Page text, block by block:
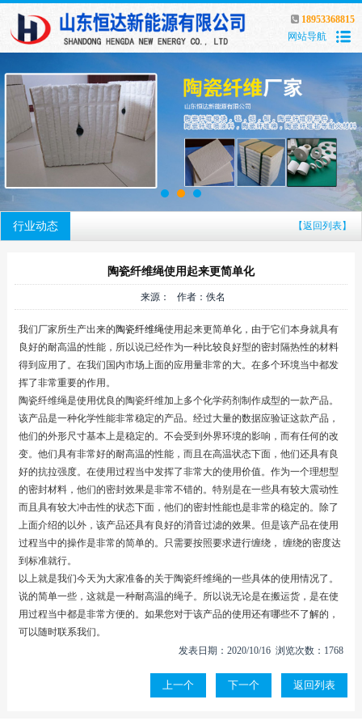
18953368815
网站导航
行业动态 【返回列表】
陶瓷纤维绳使用起来更简单化
来源： 作者：佚名
我们厂家所生产出来的陶瓷纤维绳使用起来更简单化，由于它们本身就具有
良好的耐高温的性能，所以说已经作为一种比较良好型的密封隔热性的材料
得到应用了。在我们国内市场上面的应用量非常的大。在多个环境当中都发
挥了非常重要的作用。
陶瓷纤维绳是使用优良的陶瓷纤维加上多个化学药剂制作成型的一款产品。
该产品是一种化学性能非常稳定的产品。经过大量的数据应验证这款产品，
他们的外形尺寸基本上是稳定的。不会受到外界环境的影响，而有任何的改
变。他们具有非常好的耐高温的性能，而且在高温状态下面，他们还具有良
好的抗拉强度。在使用过程当中发挥了非常大的使用价值。作为一个理想型
的密封材料，他们的密封效果是非常不错的。特别是在一些具有较大震动性
而且具有较大冲击性的状态下面，他们的密封性能也是非常的稳定的。除了
上面介绍的以外，该产品还具有良好的消音过滤的效果。但是该产品在使用
过程当中的操作是非常的简单的。只需要按照要求进行缠绕， 缠绕的密度达
到标准就行。
以上就是我们今天为大家准备的关于陶瓷纤维绳的一些具体的使用情况了。
说的简单一些，这就是一种耐高温的绳子。所以说无论是在搬运货，是在使
用过程当中都是非常方便的。如果您对于该产品的使用还有哪些不了解的，
可以随时联系我们。
发表日期：2020/10/16 浏览次数：1768
上一个 下一个 返回列表